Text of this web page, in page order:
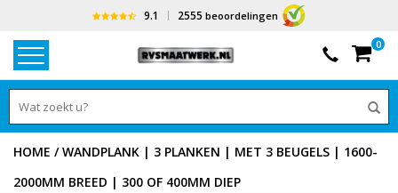
9.1 2555 beoordelingen
0
HOME /WANDPLANK | 3 PLANKEN | MET 3 BEUGELS | 1600-
2000MM BREED | 300 OF 400MM DIEP